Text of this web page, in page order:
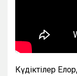
Күдіктілер